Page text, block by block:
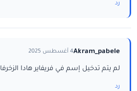
رد
Akram_pabele4 أغسطس 2025
لم يتم تدخيل إسم في فريفاير هادا الزخرفا
رد